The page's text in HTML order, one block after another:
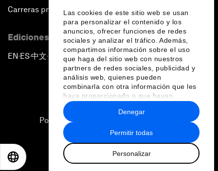
Las cookies de este sitio web se usan
para personalizar el contenido y los
anuncios, ofrecer funciones de redes
sociales y analizar el tráfico. Además,
compartimos información sobre el uso
que haga del sitio web con nuestros
partners de redes sociales, publicidad y
análisis web, quienes pueden
combinarla con otra información que les
haya proporcionado o que hayan
recopilado a partir del uso que haya
hecho de sus servicios.
Permitir todas
Personalizar
Denegar
Carreras profesionales
Ediciones en otros idiomas
EN ▪ ES▪中文▪ 日本語
Política de privacidad y normas de uso
2026 Foro Económico Mundial